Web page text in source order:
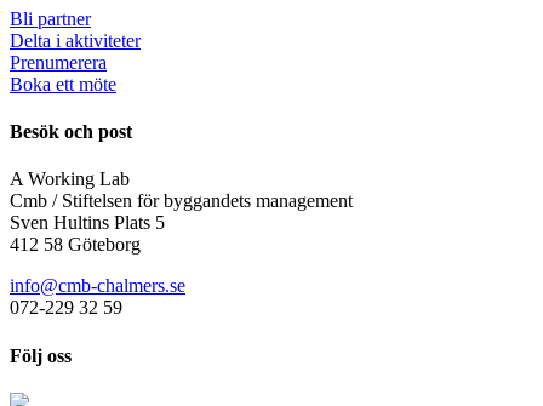
Bli partner
Delta i aktiviteter
Prenumerera
Boka ett möte
Besök och post
A Working Lab
Cmb / Stiftelsen för byggandets management
Sven Hultins Plats 5
412 58 Göteborg
info@cmb-chalmers.se
072-229 32 59
Följ oss